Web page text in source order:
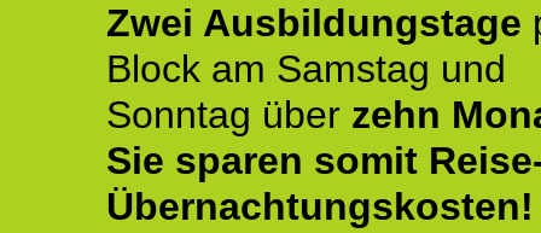
Zwei Ausbildungstage
Block am Samstag und
Sonntag über zehn
Sie sparen somit
Übernachtungskosten!